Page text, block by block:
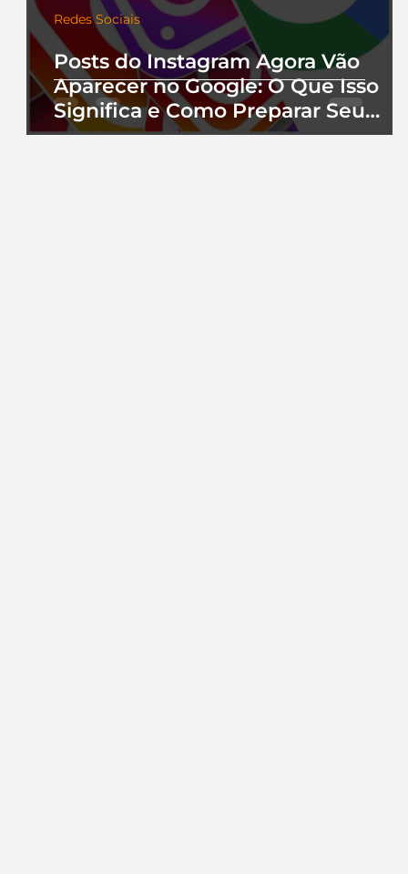
Posts do Instagram Agora Vão
Aparecer no Google: O Que Isso
Significa e Como Preparar Seu
Perfil
Redes Sociais